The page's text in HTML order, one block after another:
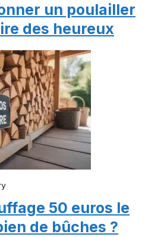
un poulailler
des heureux
50 euros le
de bûches ?